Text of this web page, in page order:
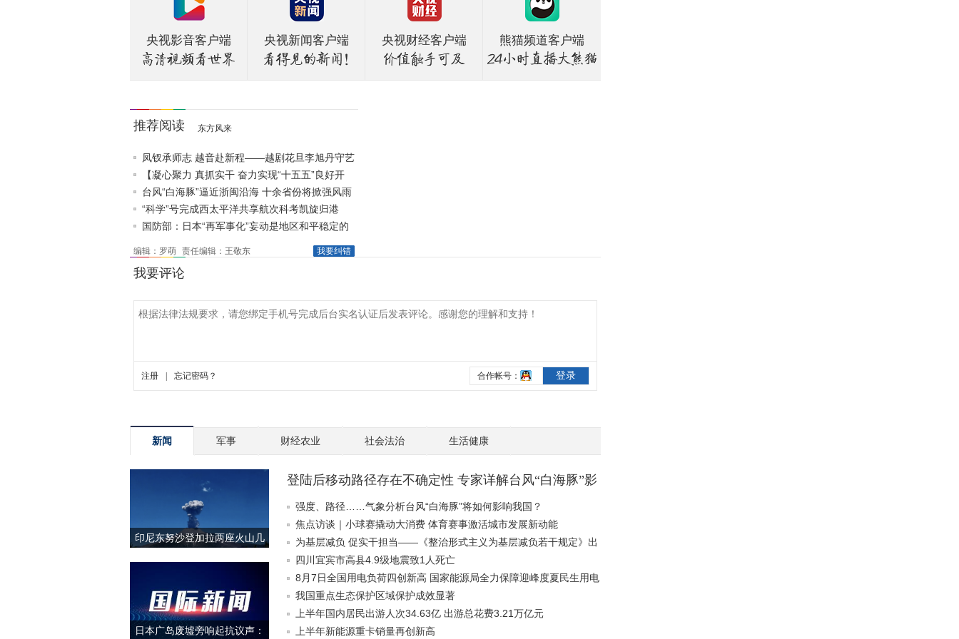
央视影音客户端 央视新闻客户端 央视财经客户端 熊猫频道客户端
推荐阅读 东方风来
凤钗承师志 越音赴新程——越剧花旦李旭丹守艺
逐梦《追鱼》
【凝心聚力 真抓实干 奋力实现“十五五”良好开
局】抢占制高点..
台风“白海豚”逼近浙闽沿海 十余省份将掀强风雨
“科学”号完成西太平洋共享航次科考凯旋归港
国防部：日本“再军事化”妄动是地区和平稳定的
我要纠错
编辑：罗萌 责任编辑：王敬东
新闻 军事 财经农业 社会法治 生活健康
印尼东努沙登加拉两座火山几
日本广岛废墟旁响起抗议声：
登陆后移动路径存在不确定性 专家详解台风“白海豚”影
响强度、路径……气象分析台风“白海豚”将如何影响我国？
焦点访谈｜小球赛撬动大消费 体育赛事激活城市发展新动能
为基层减负 促实干担当——《整治形式主义为基层减负若干规定》出
台两周年观察
四川宜宾市高县4.9级地震致1人死亡
8月7日全国用电负荷四创新高 国家能源局全力保障迎峰度夏民生用电
我国重点生态保护区域保护成效显著
上半年国内居民出游人次34.63亿 出游总花费3.21万亿元
上半年新能源重卡销量再创新高